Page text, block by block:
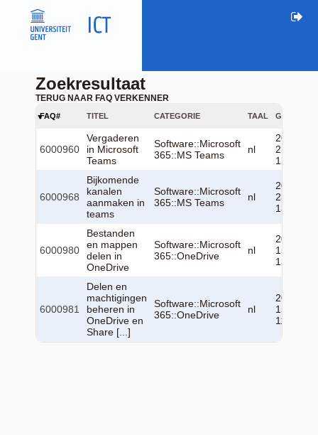
Zoekresultaat
TERUG NAAR FAQ VERKENNER
FAQ# TITEL CATEGORIE TAAL
6000960
Vergaderen
in Microsoft
Teams
Software::Microsoft
365::MS Teams
nl
2026-06-
23
12:51:46
6000968
Bijkomende
kanalen
aanmaken in
teams
Software::Microsoft
365::MS Teams
nl
2026-06-
23
13:05:18
6000980
Bestanden
en mappen
delen in
OneDrive
Software::Microsoft
365::OneDrive
nl
2026-07-
15
13:00:11
6000981
Delen en
machtigingen
beheren in
OneDrive en
Share [...]
Software::Microsoft
365::OneDrive
nl
2026-07-
15
11:03:20